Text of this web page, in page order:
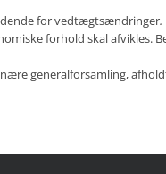
for vedtægtsændringer.
forhold skal
generalforsamling,